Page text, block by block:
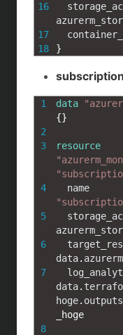
16
17
18
}
1
2
3
4
5
6
7
8
data
{}
resource
name
data.
data.
hoge. outputs
_hoge